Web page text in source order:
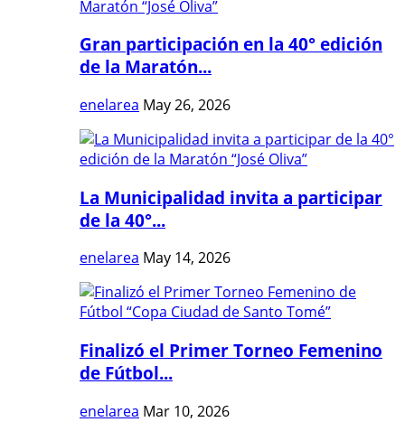
Gran participación en la 40° edición
de la Maratón...
enelarea May 26, 2026
La Municipalidad invita a participar
de la 40°...
enelarea May 14, 2026
Finalizó el Primer Torneo Femenino
de Fútbol...
enelarea Mar 10, 2026